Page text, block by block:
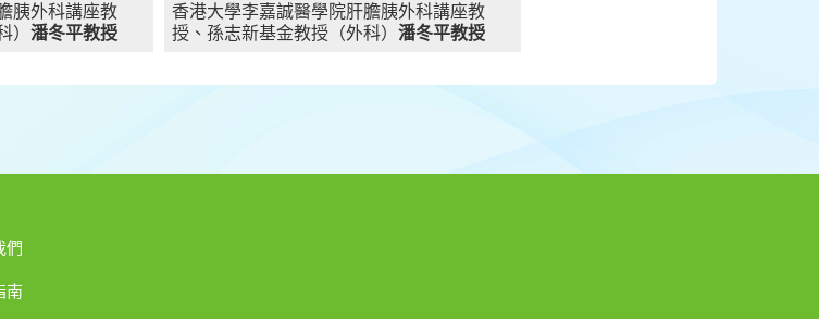
胰外科講座教
） 潘冬平教授
香港大學李嘉誠醫學院肝膽胰外科講座教
授、孫志新基金教授（外科） 潘冬平教授
們
南